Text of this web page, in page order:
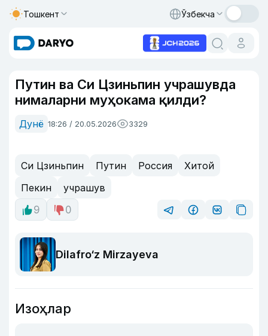
Тошкент Ўзбекча
Путин ва Си Цзиньпин учрашувда
нималарни муҳокама қилди?
Дунё 18:26 / 20.05.2026 3329
Си Цзиньпин Путин Россия
Хитой
Пекин
учрашув
9
0
Dilafro‘z Mirzayeva
Изоҳлар